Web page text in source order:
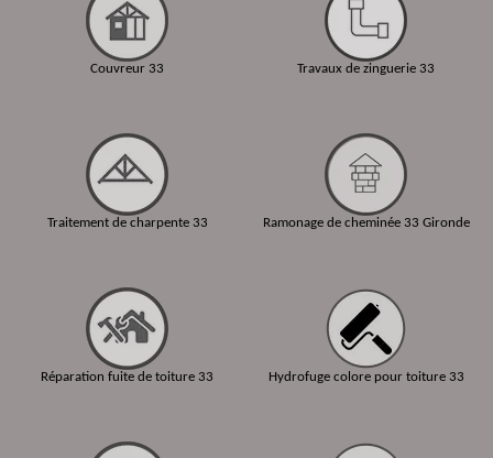
Couvreur 33
Traitement de charpente 33
Réparation fuite de toiture 33
Travaux de zinguerie 33
Ramonage de cheminée 33 Gironde
Hydrofuge colore pour toiture 33